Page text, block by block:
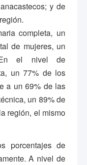
y de
completa, un
de mujeres, un
En el nivel de
un 77% de los
a un 69% de las
un 89% de
región, el mismo
porcentajes de
A nivel de